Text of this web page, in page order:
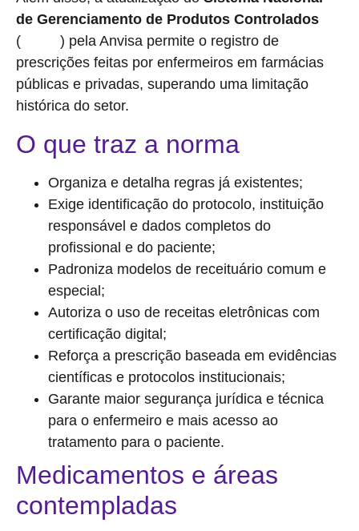
de Gerenciamento de Produtos Controlados
(
) pela Anvisa permite o registro de
prescrições feitas por enfermeiros em farmácias
públicas e privadas, superando uma limitação
histórica do setor.
O que traz a norma
Organiza e detalha regras já existentes;
Exige identificação do protocolo, instituição
responsável e dados completos do
profissional e do paciente;
Padroniza modelos de receituário comum e
especial;
Autoriza o uso de receitas eletrônicas com
certificação digital;
Reforça a prescrição baseada em evidências
científicas e protocolos institucionais;
Garante maior segurança jurídica e técnica
para o enfermeiro e mais acesso ao
tratamento para o paciente.
Medicamentos e áreas
contempladas